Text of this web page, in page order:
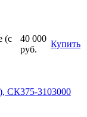
(с
40 000
руб.
Купить
СК375-3103000